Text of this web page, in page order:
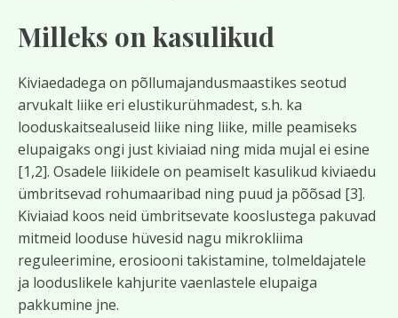
Milleks on kasulikud
Kiviaedadega on põllumajandusmaastikes seotud
arvukalt liike eri elustikurühmadest, s.h. ka
looduskaitsealuseid liike ning liike, mille peamiseks
elupaigaks ongi just kiviaiad ning mida mujal ei esine
[1,2]. Osadele liikidele on peamiselt kasulikud kiviaedu
ümbritsevad rohumaaribad ning puud ja põõsad [3].
Kiviaiad koos neid ümbritsevate kooslustega pakuvad
mitmeid looduse hüvesid nagu mikrokliima
reguleerimine, erosiooni takistamine, tolmeldajatele
ja looduslikele kahjurite vaenlastele elupaiga
pakkumine jne.